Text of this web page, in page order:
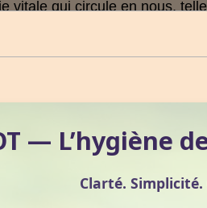
vitale qui circule en nous,
contact de« l'énergie
simplicité, cette
une "initiation" par un
futur praticien) et
— L’hygiène
Clarté. Simplicité.